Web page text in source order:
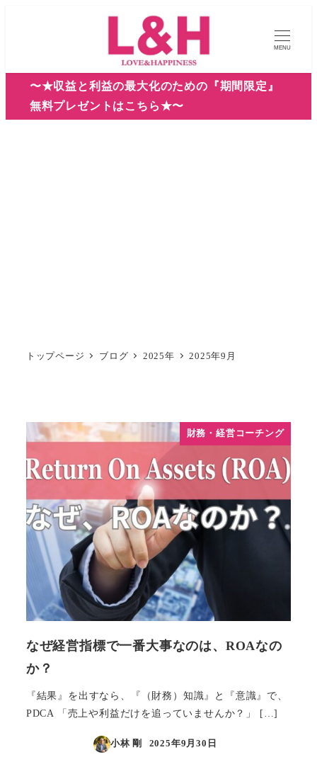
コ
MENU
〜★収益と利益の最大化のための『期間限定』
無料プレゼントはこちら★〜
トップページ ブログ 2025年 2025年9月
財務・経営コーチング
なぜ経営指標で一番大事なのは、ROAなの
か？
『結果』を出すなら、『（財務）知識』と『意識』で、
PDCA 「売上や利益だけを追っていませんか？」 […]
小林 剛
投稿日
2025年9月30日